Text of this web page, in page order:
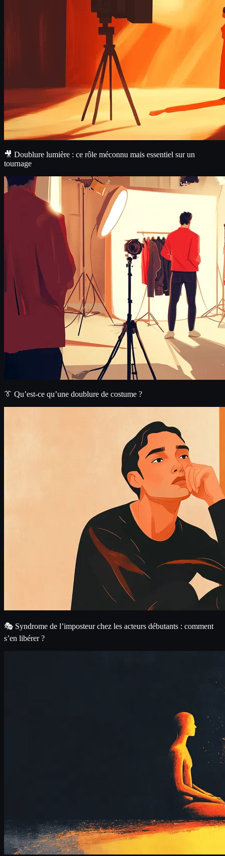
🎥 Doublure lumière : ce rôle méconnu mais essentiel sur un
tournage
👔 Qu’est-ce qu’une doublure de costume ?
🎭 Syndrome de l’imposteur chez les acteurs débutants : comment
s’en libérer ?